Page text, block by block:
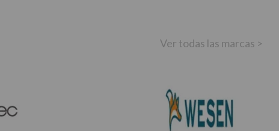
Ver todas las marcas >